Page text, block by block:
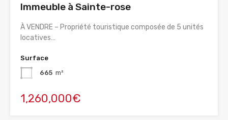
Immeuble à Sainte-rose
À VENDRE – Propriété touristique composée de 5 unités
locatives…
Surface
665 m²
1,260,000€